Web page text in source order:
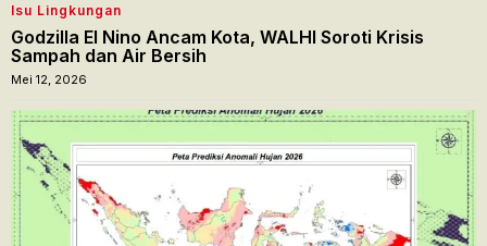
Isu Lingkungan
Godzilla El Nino Ancam Kota, WALHI Soroti Krisis
Sampah dan Air Bersih
Mei 12, 2026